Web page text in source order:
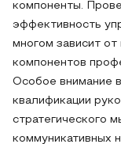
компоненты.
эффективность
многом зависит от
компонентов
Особое внимание
квалификации
стратегического
коммуникативных